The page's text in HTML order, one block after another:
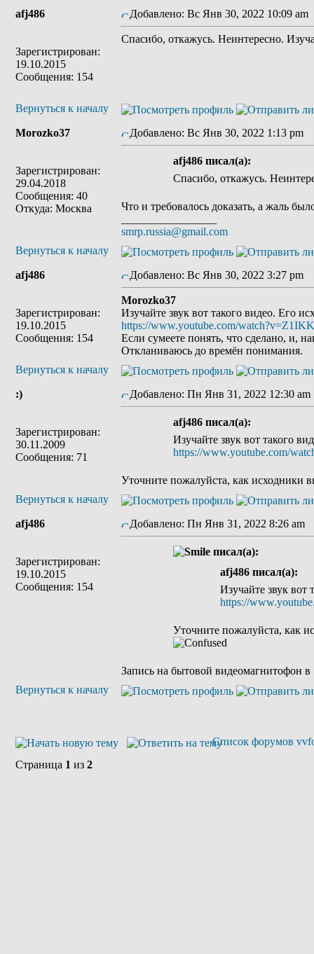
afj486
Зарегистрирован:
19.10.2015
Сообщения: 154
Добавлено: Вс Янв 30, 2022 10:09 am
Спасибо, откажусь. Неинтересно.
Вернуться к началу
Morozko37
Зарегистрирован:
29.04.2018
Сообщения: 40
Откуда: Москва
Добавлено: Вс Янв 30, 2022 1:13 pm
afj486 писал(а):
Спасибо, откажусь.
Что и требовалось доказать, а жаль
smrp.russia@gmail.com
Вернуться к началу
afj486
Зарегистрирован:
19.10.2015
Сообщения: 154
Добавлено: Вс Янв 30, 2022 3:27 pm
Morozko37
Изучайте звук вот такого видео. Его
https://www.youtube.com/
Если сумеете понять, что сделано, и,
Откланиваюсь до времён понимания.
Вернуться к началу
:)
Зарегистрирован:
30.11.2009
Сообщения: 71
Добавлено: Пн Янв 31, 2022 12:30 am
afj486 писал(а):
Изучайте звук вот такого
https://www.youtube.com/
Уточните пожалуйста, как исходники
Вернуться к началу
afj486
Зарегистрирован:
19.10.2015
Сообщения: 154
Добавлено: Пн Янв 31, 2022 8:26 am
писал(а):
afj486 писал(а):
Изучайте звук вот
https://
Уточните пожалуйста, как
Запись на бытовой видеомагнитофон в
Вернуться к началу
Список форумов
Страница 1 из 2